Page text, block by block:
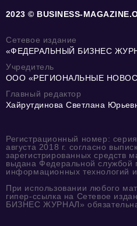
2023 © BUSINESS-
Сетевое издание
«ФЕДЕРАЛЬНЫЙ БИЗНЕС
Учредитель
ООО «РЕГИОНАЛЬНЫЕ
Главный редактор
Хайрутдинова Светлана
Регистрационный номер:
августа 2018 г. согласно
зарегистрированных средств
выдана Федеральной службой
информационных технологий
При использовании любого
гипер-ссылка на Сетевое
БИЗНЕС ЖУРНАЛ»